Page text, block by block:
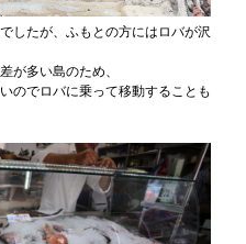
したが、ふもとの方にはロバが沢
が多い島のため、
のでロバに乗って移動することも